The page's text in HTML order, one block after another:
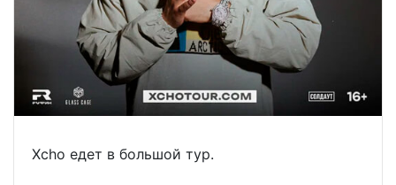
Xcho едет в большой тур.